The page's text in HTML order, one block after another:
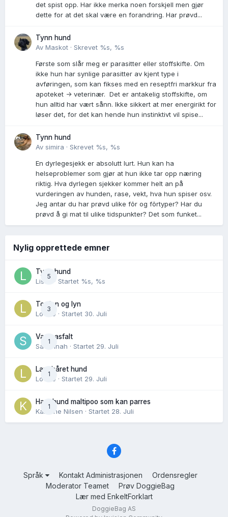
det spist opp. Har ikke merka noen forskjell men gjør
dette for at det skal være en forandring. Har prøvd...
Tynn hund
Av Maskot · Skrevet %s, %s
Første som slår meg er parasitter eller stoffskifte. Om
ikke hun har synlige parasitter av kjent type i
avføringen, som kan fikses med en reseptfri markkur fra
apoteket -> veterinær. Det er antakelig stoffskifte, om
hun alltid har vært sånn. Ikke sikkert at mer energirikt for
løser det, for det kan hende hun instinktivt vil spise...
Tynn hund
Av simira · Skrevet %s, %s
En dyrlegesjekk er absolutt lurt. Hun kan ha
helseproblemer som gjør at hun ikke tar opp næring
riktig. Hva dyrlegen sjekker kommer helt an på
vurderingen av hunden, rase, vekt, hva hun spiser osv.
Jeg antar du har prøvd ulike fõr og fõrtyper? Har du
prøvd å gi mat til ulike tidspunkter? Det som funket...
Nylig opprettede emner
5
Tynn hund
Lisen
· Startet %s, %s
3
Torden og lyn
Lovise · Startet 30. Juli
1
Varm asfalt
Savannah · Startet 29. Juli
1
Langhåret hund
Lovise · Startet 29. Juli
1
Hannhund maltipoo som kan parres
Karoline Nilsen · Startet 28. Juli
Språk Kontakt Administrasjonen
Ordensregler
Moderator Teamet
Prøv DoggieBag
Lær med EnkeltForklart
DoggieBag AS